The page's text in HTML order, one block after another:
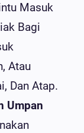
Masuk
Bagi
Atau
Dan Atap.
Umpan